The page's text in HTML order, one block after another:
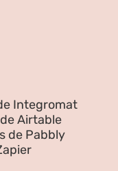
Integromat
Airtable
de Pabbly